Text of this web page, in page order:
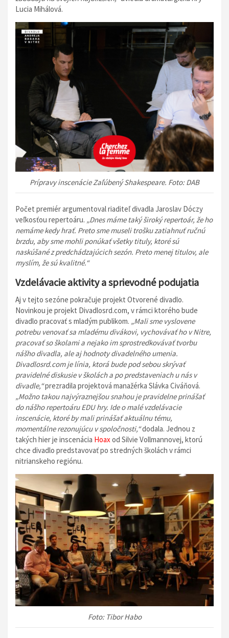
Lucia Mihálová.
Prípravy inscenácie Zaľúbený Shakespeare. Foto: DAB
Počet premiér argumentoval riaditeľ divadla Jaroslav Dóczy
veľkosťou repertoáru. „Dnes máme taký široký repertoár, že ho
nemáme kedy hrať. Preto sme museli trošku zatiahnuť ručnú
brzdu, aby sme mohli ponúkať všetky tituly, ktoré sú
naskúšané z predchádzajúcich sezón. Preto menej titulov, ale
myslím, že sú kvalitné.“
Vzdelávacie aktivity a sprievodné podujatia
Aj v tejto sezóne pokračuje projekt Otvorené divadlo.
Novinkou je projekt Divadlosrd.com, v rámci ktorého bude
divadlo pracovať s mladým publikom. „Mali sme vyslovene
potrebu venovať sa mladému divákovi, vychovávať ho v Nitre,
pracovať so školami a nejako im sprostredkovávať tvorbu
nášho divadla, ale aj hodnoty divadelného umenia.
Divadlosrd.com je línia, ktorá bude pod sebou skrývať
pravidelné diskusie v školách a po predstaveniach u nás v
divadle,“prezradila projektová manažérka Slávka Civáňová.
„Možno takou najvýraznejšou snahou je pravidelne prinášať
do nášho repertoáru EDU hry. Ide o malé vzdelávacie
inscenácie, ktoré by mali prinášať aktuálnu tému,
momentálne rezonujúcu v spoločnosti,“dodala. Jednou z
takých hier je inscenácia Hoax od Silvie Vollmannovej, ktorú
chce divadlo predstavovať po stredných školách v rámci
nitrianskeho regiónu.
Foto: Tibor Habo